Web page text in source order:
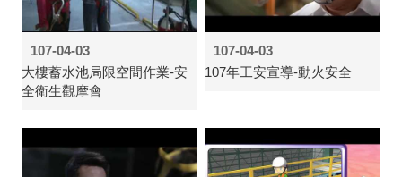
107-04-03
大樓蓄水池局限空間作業-安
全衛生觀摩會
107-04-03
107年工安宣導-動火安全